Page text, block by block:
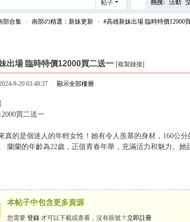
帖子
搜
熱搜: 活動
部合集 › 南部の精選：新妹更新 › #高雄新妹出場 臨時特價12000
出場 臨時特價12000買二送一 [複製鏈接]
9-20 03:48:37 顯示全部樓層
買二送一
真的是個迷人的年輕女性！她有令人羨慕的身材，160公
蘭蘭的年齡為22歲，正值青春年華，充滿活力和魅力。
本帖子中包含更多資源
您需要 登錄 才可以下載或查看，沒有賬號？ 立即註冊